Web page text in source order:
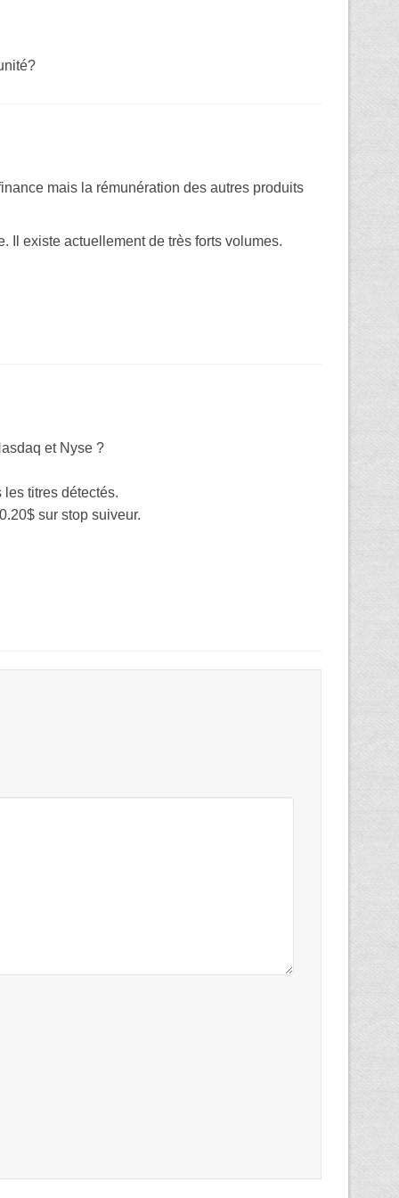
mais la rémunération des autres produits
Il existe actuellement de très forts volumes.
et Nyse ?
titres détectés.
sur stop suiveur.